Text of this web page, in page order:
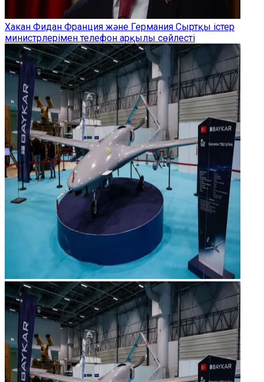
Хакан Фидан Франция және Германия Сыртқы істер
министрлерімен телефон арқылы сөйлесті